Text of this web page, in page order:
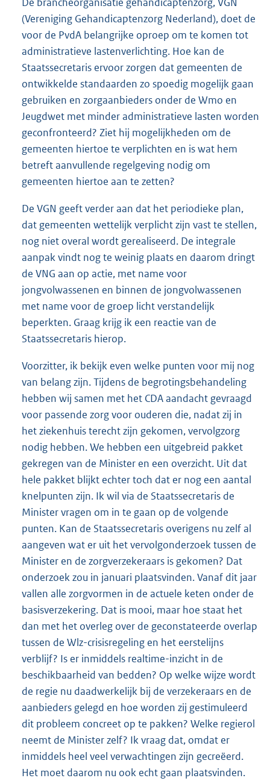
(Vereniging Gehandicaptenzorg Nederland), doet de
voor de PvdA belangrijke oproep om te komen tot
administratieve lastenverlichting. Hoe kan de
Staatssecretaris ervoor zorgen dat gemeenten de
ontwikkelde standaarden zo spoedig mogelijk gaan
gebruiken en zorgaanbieders onder de Wmo en
Jeugdwet met minder administratieve lasten worden
geconfronteerd? Ziet hij mogelijkheden om de
gemeenten hiertoe te verplichten en is wat hem
betreft aanvullende regelgeving nodig om
gemeenten hiertoe aan te zetten?
De VGN geeft verder aan dat het periodieke plan,
dat gemeenten wettelijk verplicht zijn vast te stellen,
nog niet overal wordt gerealiseerd. De integrale
aanpak vindt nog te weinig plaats en daarom dringt
de VNG aan op actie, met name voor
jongvolwassenen en binnen de jongvolwassenen
met name voor de groep licht verstandelijk
beperkten. Graag krijg ik een reactie van de
Staatssecretaris hierop.
Voorzitter, ik bekijk even welke punten voor mij nog
van belang zijn. Tijdens de begrotingsbehandeling
hebben wij samen met het CDA aandacht gevraagd
voor passende zorg voor ouderen die, nadat zij in
het ziekenhuis terecht zijn gekomen, vervolgzorg
nodig hebben. We hebben een uitgebreid pakket
gekregen van de Minister en een overzicht. Uit dat
hele pakket blijkt echter toch dat er nog een aantal
knelpunten zijn. Ik wil via de Staatssecretaris de
Minister vragen om in te gaan op de volgende
punten. Kan de Staatssecretaris overigens nu zelf al
aangeven wat er uit het vervolgonderzoek tussen de
Minister en de zorgverzekeraars is gekomen? Dat
onderzoek zou in januari plaatsvinden. Vanaf dit jaar
vallen alle zorgvormen in de actuele keten onder de
basisverzekering. Dat is mooi, maar hoe staat het
dan met het overleg over de geconstateerde overlap
tussen de Wlz-crisisregeling en het eerstelijns
verblijf? Is er inmiddels realtime-inzicht in de
beschikbaarheid van bedden? Op welke wijze wordt
de regie nu daadwerkelijk bij de verzekeraars en de
aanbieders gelegd en hoe worden zij gestimuleerd
dit probleem concreet op te pakken? Welke regierol
neemt de Minister zelf? Ik vraag dat, omdat er
inmiddels heel veel verwachtingen zijn gecreëerd.
Het moet daarom nu ook echt gaan plaatsvinden.